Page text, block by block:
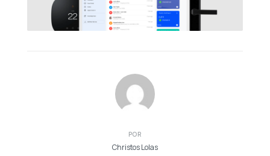
POR
Christos Lolas